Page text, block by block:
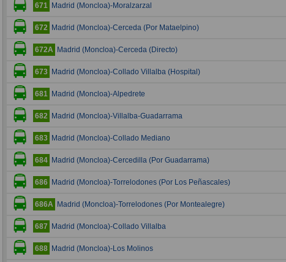
671 Madrid (Moncloa)-Moralzarzal
672 Madrid (Moncloa)-Cerceda (Por Mataelpino)
672A Madrid (Moncloa)-Cerceda (Directo)
673 Madrid (Moncloa)-Collado Villalba (Hospital)
681 Madrid (Moncloa)-Alpedrete
682 Madrid (Moncloa)-Villalba-Guadarrama
683 Madrid (Moncloa)-Collado Mediano
684 Madrid (Moncloa)-Cercedilla (Por Guadarrama)
686 Madrid (Moncloa)-Torrelodones (Por Los Peñascales)
686A Madrid (Moncloa)-Torrelodones (Por Montealegre)
687 Madrid (Moncloa)-Collado Villalba
688 Madrid (Moncloa)-Los Molinos